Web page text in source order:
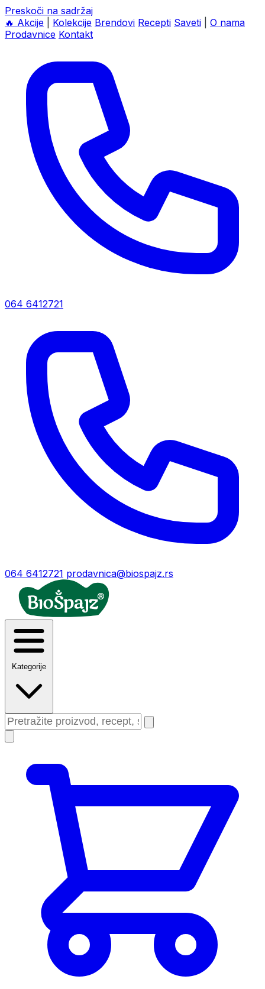
Preskoči na sadržaj
🔥 Akcije Kolekcije Brendovi Recepti Saveti
O nama
Prodavnice Kontakt
064 6412721
064 6412721 prodavnica@biospajz.rs
Kategorije